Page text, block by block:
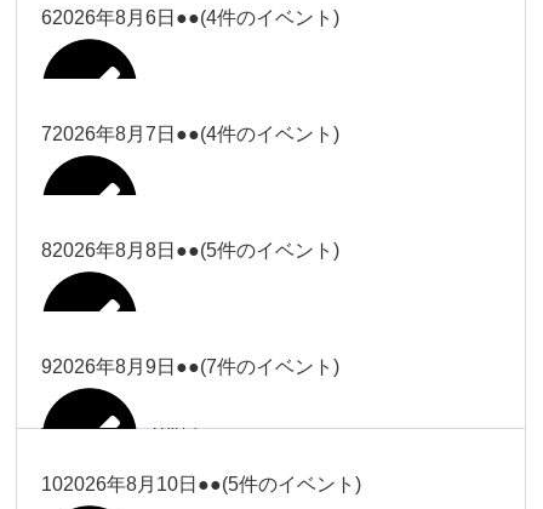
Close
関谷（17-19時）
2026年7月27日
院長
院長
小林
Close
2026年7月28日
Close Close
Close
武井
2026年7月30日
関谷（17-
Close
関谷（17-19時）
2026年7月30日
Close
武井
2026年7月31日
関谷（17-
Close
2026年8月1日
Close
小林
2026年8月1日
Close Close
小林
2026年8月2日
松本
松本
小林
Close Close
小林
2026年8月3日
松本（9時
Close
時）
Close Close
2026年8月4日
大西（9時
ー18時）
Close Close
大西（9時ー18時）
冨田
冨田
塩川
Close Close
塩川
62026年8月6日 ●●(4件のイベント)
冨田
冨田
72026年8月7日 ●●(4件のイベント)
大西
大西
82026年8月8日 ●●(5件のイベント)
大西（9時
Close Close
92026年8月9日 ●●(7件のイベント)
102026年8月10日 ●●(5件のイベント)